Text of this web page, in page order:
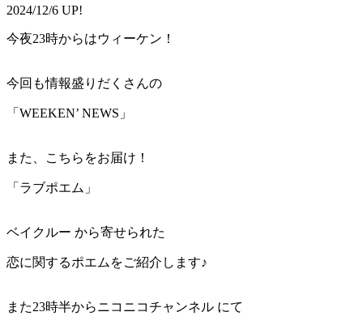
2024/12/6 UP!
今夜23時からはウィーケン！
今回も情報盛りだくさんの
「WEEKEN’ NEWS」
また、こちらをお届け！
「ラブポエム」
ベイクルー から寄せられた
恋に関するポエムをご紹介します♪
また23時半からニコニコチャンネル にて